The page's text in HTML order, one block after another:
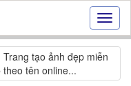
Hiệu
ứng
ảnh
online
tạo ảnh đẹp miễn
tên online...